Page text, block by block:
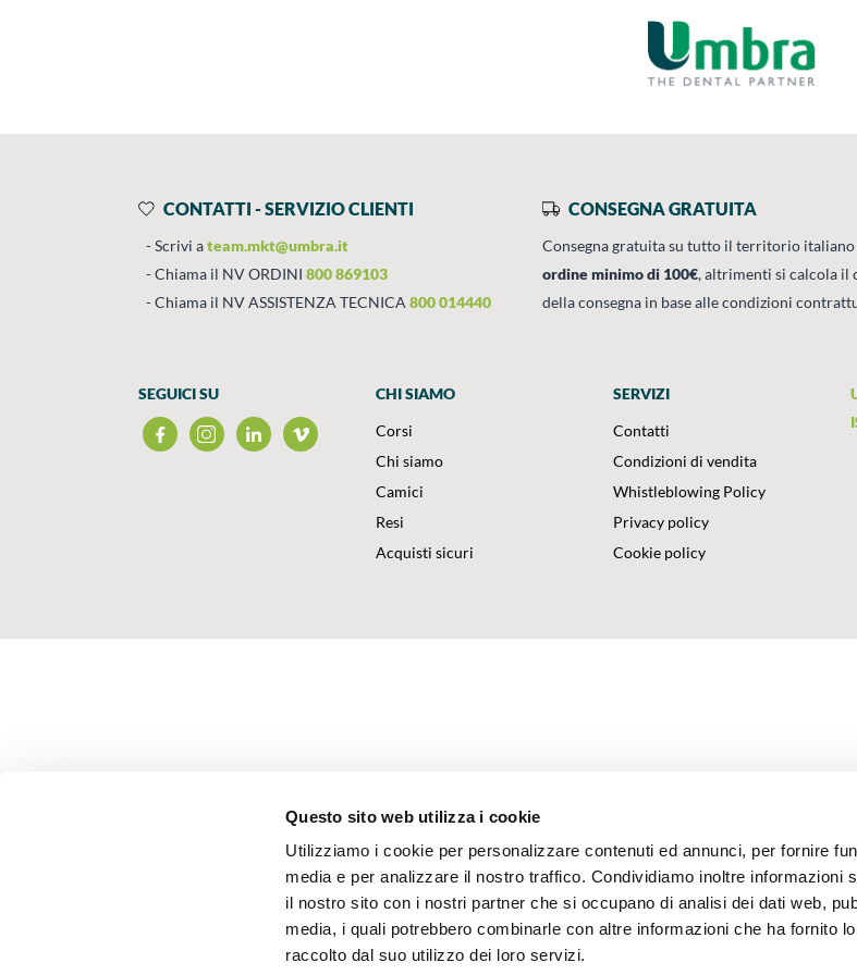
Questo sito web utilizza i cookie
Utilizziamo i cookie per personalizzare contenuti ed annunci, per fornire
media e per analizzare il nostro traffico. Condividiamo inoltre informazioni
il nostro sito con i nostri partner che si occupano di analisi dei dati web,
media, i quali potrebbero combinarle con altre informazioni che ha fornito
raccolto dal suo utilizzo dei loro servizi.
CONTATTI - SERVIZIO CLIENTI
Scrivi ateam.mkt@umbra.it
Chiama il NV ORDINI 800 869103
Chiama il NV ASSISTENZA TECNICA 800 014440
CONSEGNA GRATUITA
Consegna gratuita su tutto il territorio italiano
ordine minimo di 100€, altrimenti si calcola il
della consegna in base alle condizioni
SEGUICI SU
CHI SIAMO
Corsi
Chi siamo
Camici
Resi
Acquisti sicuri
SERVIZI
Contatti
Condizioni di vendita
Whistleblowing Policy
Privacy policy
Cookie policy